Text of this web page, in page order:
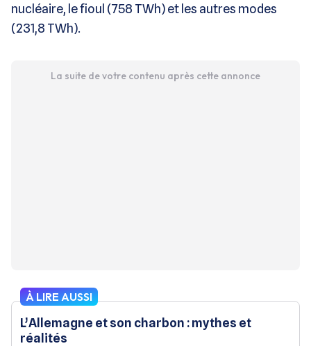
nucléaire, le fioul (758 TWh) et les autres modes
(231,8 TWh).
La suite de votre contenu après cette annonce
À LIRE AUSSI
L’Allemagne et son charbon : mythes et
réalités